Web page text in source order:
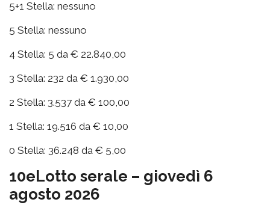
5+1 Stella: nessuno
5 Stella: nessuno
4 Stella: 5 da € 22.840,00
3 Stella: 232 da € 1.930,00
2 Stella: 3.537 da € 100,00
1 Stella: 19.516 da € 10,00
0 Stella: 36.248 da € 5,00
10eLotto serale – giovedì 6
agosto 2026